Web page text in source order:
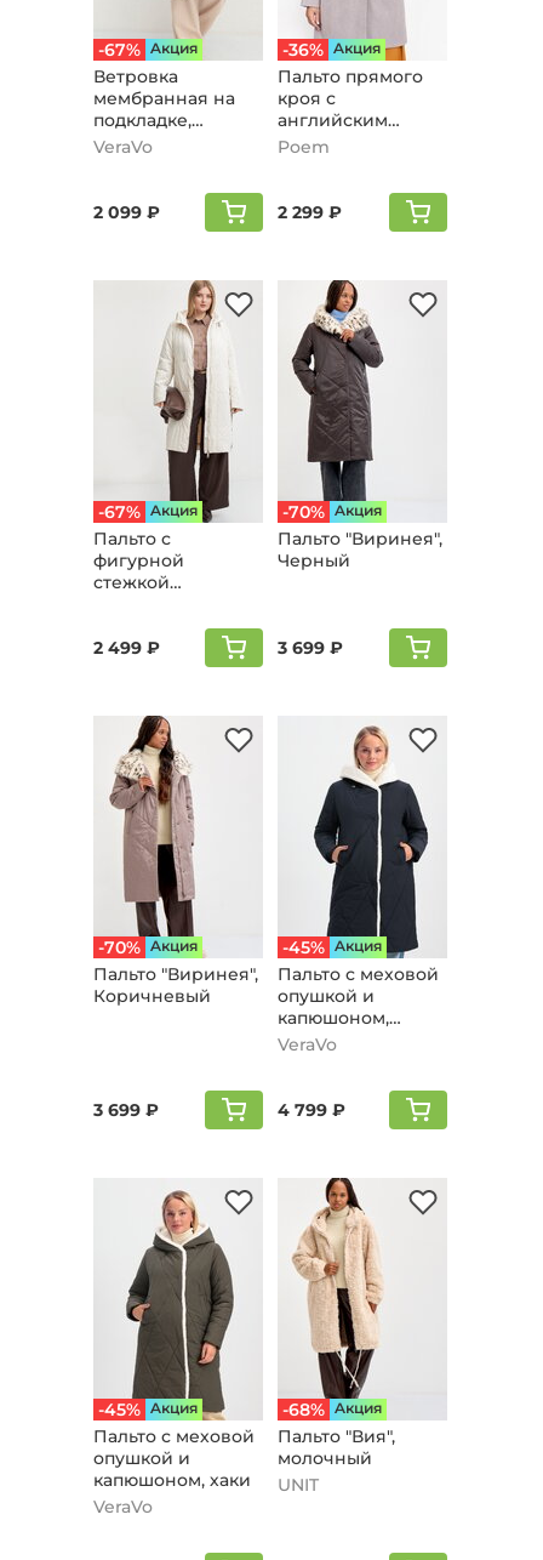
-67% Aкция
Ветровка
мембранная на
подкладке,
черный
VeraVo
2 099 ₽
-36% Aкция
Пальто прямого
кроя с
английским
воротником,
Poem
2 299 ₽
-67% Aкция
Пальто с
фигурной
стежкой
2 499 ₽
-70% Aкция
Пальто "Виринея",
Черный
3 699 ₽
-70% Aкция
Пальто "Виринея",
Коричневый
3 699 ₽
-45% Aкция
Пальто с меховой
опушкой и
капюшоном,
черный
VeraVo
4 799 ₽
-45% Aкция
Пальто с меховой
опушкой и
капюшоном, хаки
VeraVo
-68% Aкция
Пальто "Вия",
молочный
UNIT